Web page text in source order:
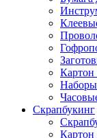
Картон
Скрапбукинг
Картон